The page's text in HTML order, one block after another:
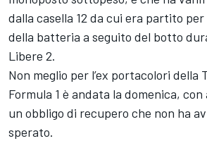
dalla casella 12 da cui era partito
della batteria a seguito del botto
Libere 2.
Non meglio per l’ex portacolori della
Formula 1 è andata la domenica,
un obbligo di recupero che non ha
sperato.